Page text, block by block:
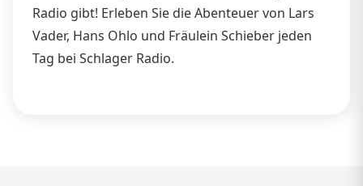
Radio gibt! Erleben Sie die Abenteuer von Lars
Vader, Hans Ohlo und Fräulein Schieber jeden
Tag bei Schlager Radio.